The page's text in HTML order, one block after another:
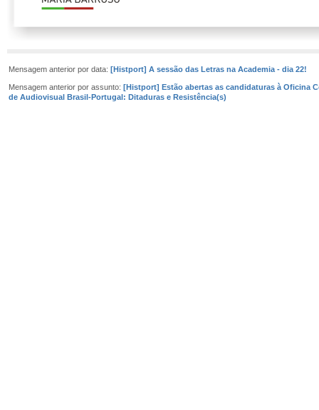
Mensagem anterior por data: [Histport] A sessão das Letras na Academia - dia 22!
Mensagem anterior por assunto: [Histport] Estão abertas as candidaturas à Oficina
de Audiovisual Brasil-Portugal: Ditaduras e Resistência(s)